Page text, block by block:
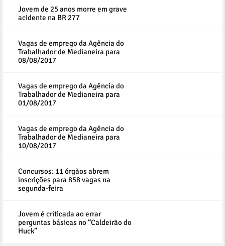
Jovem de 25 anos morre em grave
acidente na BR 277
Vagas de emprego da Agência do
Trabalhador de Medianeira para
08/08/2017
Vagas de emprego da Agência do
Trabalhador de Medianeira para
01/08/2017
Vagas de emprego da Agência do
Trabalhador de Medianeira para
10/08/2017
Concursos: 11 órgãos abrem
inscrições para 858 vagas na
segunda-feira
Jovem é criticada ao errar
perguntas básicas no “Caldeirão do
Huck”